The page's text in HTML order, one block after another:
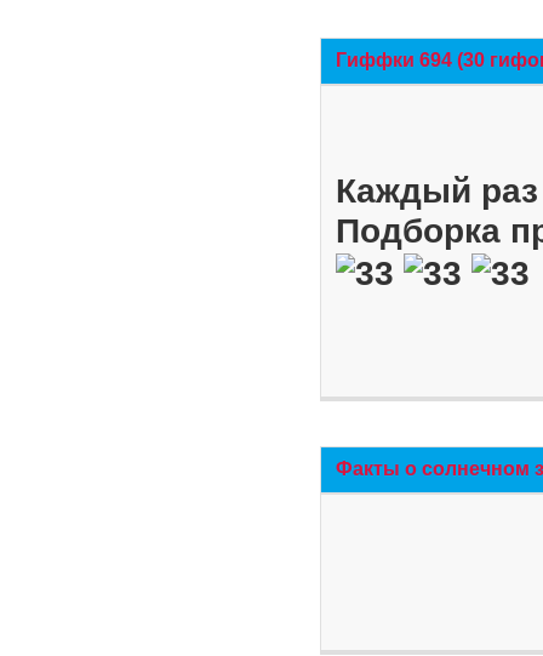
Гиффки 694 (30
Каждый
Подборка
Факты о солнечном